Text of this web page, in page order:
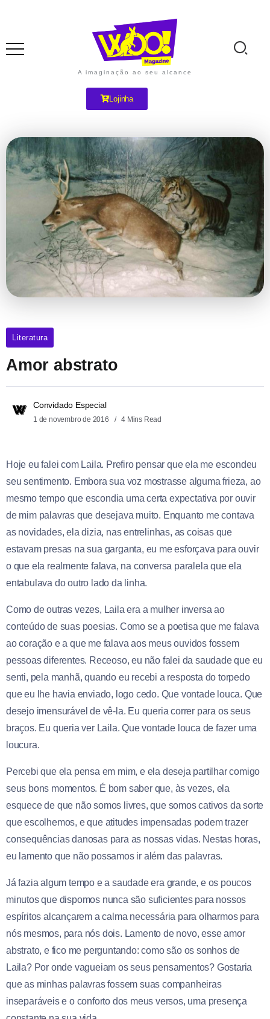
A imaginação ao seu alcance
Lojinha
Literatura
Amor abstrato
Convidado Especial
1 de novembro de 2016 4 Mins Read
Hoje eu falei com Laila. Prefiro pensar que ela me escondeu
seu sentimento. Embora sua voz mostrasse alguma frieza, ao
mesmo tempo que escondia uma certa expectativa por ouvir
de mim palavras que desejava muito. Enquanto me contava
as novidades, ela dizia, nas entrelinhas, as coisas que
estavam presas na sua garganta, eu me esforçava para ouvir
o que ela realmente falava, na conversa paralela que ela
entabulava do outro lado da linha.
Como de outras vezes, Laila era a mulher inversa ao
conteúdo de suas poesias. Como se a poetisa que me falava
ao coração e a que me falava aos meus ouvidos fossem
pessoas diferentes. Receoso, eu não falei da saudade que eu
senti, pela manhã, quando eu recebi a resposta do torpedo
que eu lhe havia enviado, logo cedo. Que vontade louca. Que
desejo imensurável de vê-la. Eu queria correr para os seus
braços. Eu queria ver Laila. Que vontade louca de fazer uma
loucura.
Percebi que ela pensa em mim, e ela deseja partilhar comigo
seus bons momentos. É bom saber que, às vezes, ela
esquece de que não somos livres, que somos cativos da sorte
que escolhemos, e que atitudes impensadas podem trazer
consequências danosas para as nossas vidas. Nestas horas,
eu lamento que não possamos ir além das palavras.
Já fazia algum tempo e a saudade era grande, e os poucos
minutos que dispomos nunca são suficientes para nossos
espíritos alcançarem a calma necessária para olharmos para
nós mesmos, para nós dois. Lamento de novo, esse amor
abstrato, e fico me perguntando: como são os sonhos de
Laila? Por onde vagueiam os seus pensamentos? Gostaria
que as minhas palavras fossem suas companheiras
inseparáveis e o conforto dos meus versos, uma presença